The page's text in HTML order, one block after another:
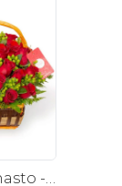
Antonia en canasto - 50 rosas ecuatoriana rojo e hypericum